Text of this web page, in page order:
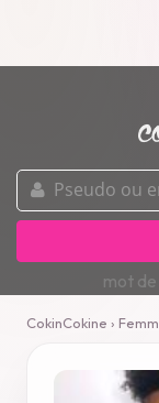
pseudo
ou
email
mot
CokinCokine ›